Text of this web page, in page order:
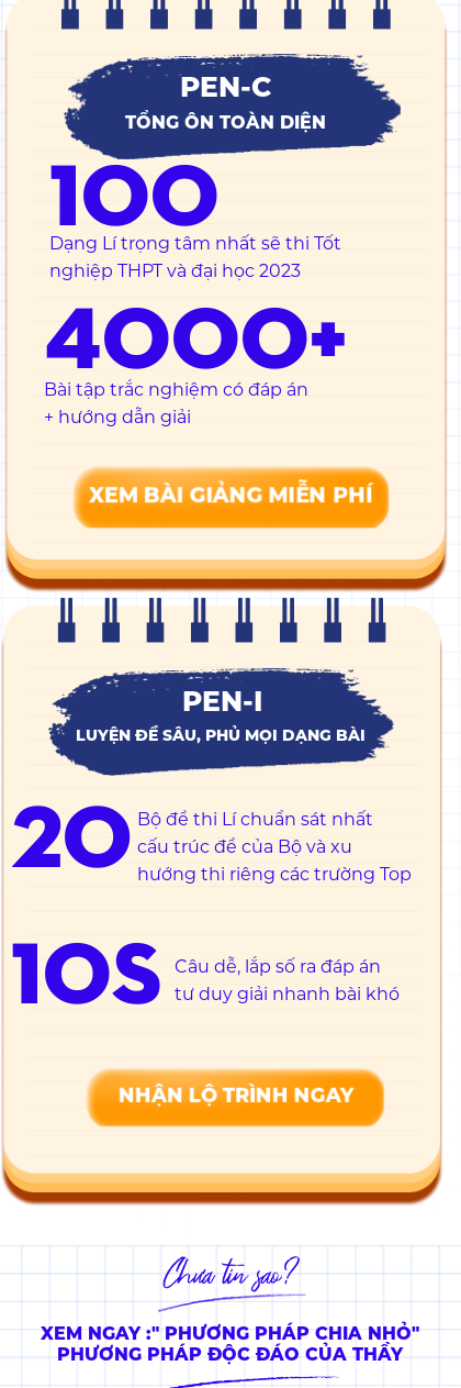
PEN-C
TỔNG ÔN TOÀN DIỆN
100
Dạng Lí trọng tâm nhất sẽ thi Tốt
nghiệp THPT và đại học 2023
4000+
Bài tập trắc nghiệm có đáp án
+ hướng dẫn giải
PEN-I
LUYỆN ĐỀ SÂU, PHỦ MỌI DẠNG BÀI
20 Bộ đề thi Lí chuẩn sát nhất
cấu trúc đề của Bộ và xu
hướng thi riêng các trường Top
10S
Câu dễ, lắp số ra đáp án
tư duy giải nhanh bài khó
XEM BÀI GIẢNG MIỄN PHÍ
NHẬN LỘ TRÌNH NGAY
XEM NGAY :" PHƯƠNG PHÁP CHIA NHỎ"
PHƯƠNG PHÁP ĐỘC ĐÁO CỦA THẦY